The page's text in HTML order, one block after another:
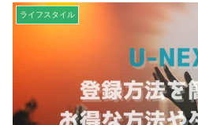
ライフスタイル